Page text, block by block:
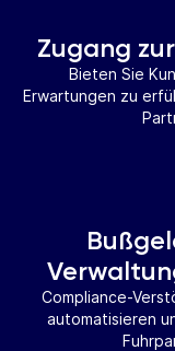
Zugang
Bieten Sie
Erwartungen zu
Compliance-
automatisieren